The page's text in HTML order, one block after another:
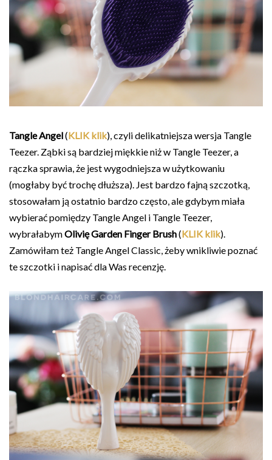
Tangle Angel(KLIK klik), czyli delikatniejsza wersja Tangle
Teezer. Ząbki są bardziej miękkie niż w Tangle Teezer, a
rączka sprawia, że jest wygodniejsza w użytkowaniu
(mogłaby być trochę dłuższa). Jest bardzo fajną szczotką,
stosowałam ją ostatnio bardzo często, ale gdybym miała
wybierać pomiędzy Tangle Angel i Tangle Teezer,
wybrałabymOlivię Garden Finger Brush(KLIK klik).
Zamówiłam też Tangle Angel Classic, żeby wnikliwie poznać
te szczotki i napisać dla Was recenzję.